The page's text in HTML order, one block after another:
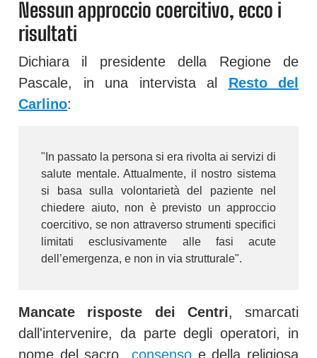
Nessun approccio coercitivo, ecco i
risultati
Dichiara il presidente della Regione de
Pascale, in una intervista al Resto del
Carlino:
"In passato la persona si era rivolta ai servizi di
salute mentale. Attualmente, il nostro sistema
si basa sulla volontarietà del paziente nel
chiedere aiuto, non è previsto un approccio
coercitivo, se non attraverso strumenti specifici
limitati esclusivamente alle fasi acute
dell’emergenza, e non in via strutturale".
Mancate risposte dei Centri, smarcati
dall'intervenire, da parte degli operatori, in
nome del sacro consensoe della religiosa